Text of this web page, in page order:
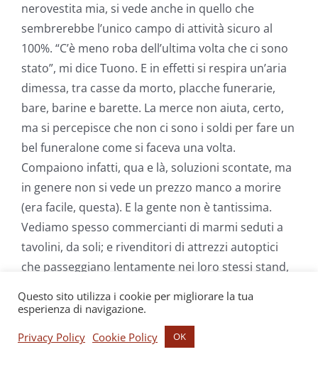
nerovestita mia, si vede anche in quello che
sembrerebbe l’unico campo di attività sicuro al
100%. “C’è meno roba dell’ultima volta che ci sono
stato”, mi dice Tuono. E in effetti si respira un’aria
dimessa, tra casse da morto, placche funerarie,
bare, barine e barette. La merce non aiuta, certo,
ma si percepisce che non ci sono i soldi per fare un
bel funeralone come si faceva una volta.
Compaiono infatti, qua e là, soluzioni scontate, ma
in genere non si vede un prezzo manco a morire
(era facile, questa). E la gente non è tantissima.
Vediamo spesso commercianti di marmi seduti a
tavolini, da soli; e rivenditori di attrezzi autoptici
che passeggiano lentamente nei loro stessi stand,
venisse un coccolone a qualcuno, si muoverebbe
qualcosa. Invece, come ci si può aspettare, è un po’
un mortorio. Mi immagino una famiglia chiedere, in
Questo sito utilizza i cookie per migliorare la tua
esperienza di navigazione.
Privacy Policy Cookie Policy OK